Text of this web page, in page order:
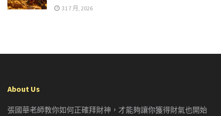
31 7 月, 2026
About Us
張國華老師教你如何正確拜財神，才能夠讓你獲得財氣也開始